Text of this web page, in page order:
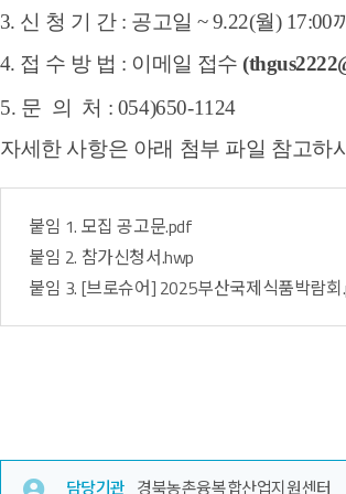
3. 신 청 기 간 : 공고일 ~ 9.22(월) 17:00
4. 접 수 방 법 : 이메일 접수
5. 문 의 처 : 054)650-1124
자세한 사항은 아래 첨부 파일 참고하
붙임 1. 모집 공고문.pdf
붙임 2. 참가신청서.hwp
붙임 3. [브로슈어] 2025부산국제식품박람
담당기관 경북농촌융복합산업지원센터